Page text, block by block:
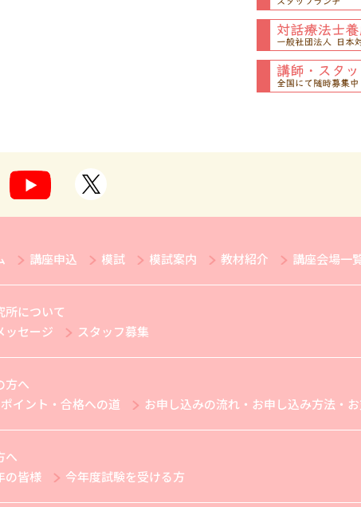
講座申込 模試 模試案内 教材紹介 講座会場一
所について
ッセージ
スタッフ募集
方へ
イント・合格への道
お申し込みの流れ・お申し込み方法・
へ
の皆様
今年度試験を受ける方